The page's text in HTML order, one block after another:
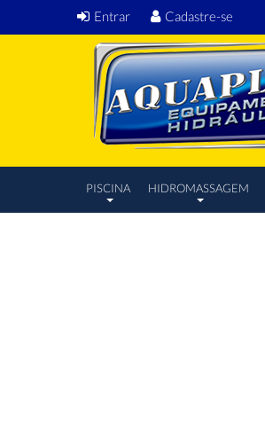
Entrar Cadastre-se
PISCINA HIDROMASSAGEM